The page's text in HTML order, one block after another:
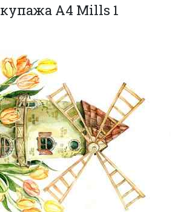
А4 Mills 1